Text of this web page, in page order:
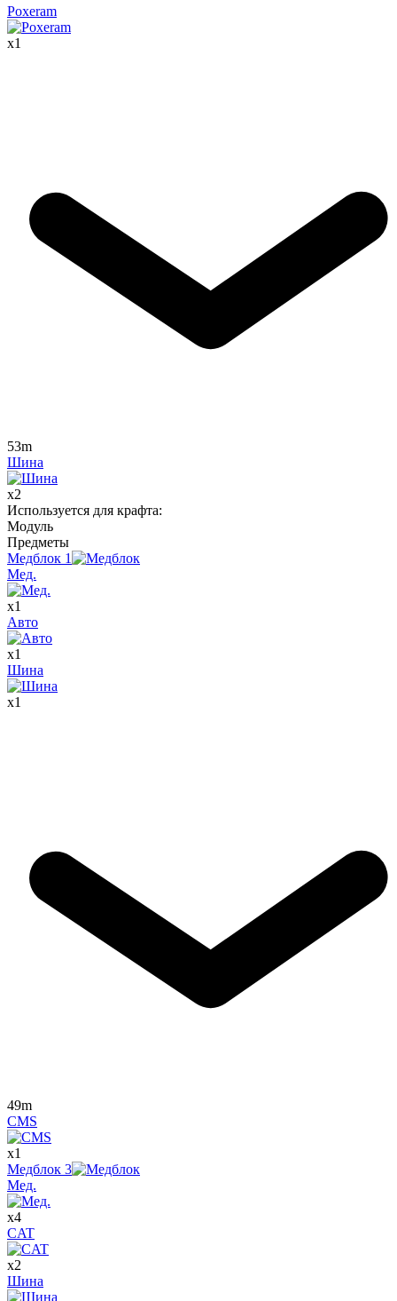
Poxeram
x1
53m
Шина
x2
Используется для крафта:
Модуль
Предметы
Медблок 1
Мед.
x1
Авто
x1
Шина
x1
49m
CMS
x1
Медблок 3
Мед.
x4
CAT
x2
Шина